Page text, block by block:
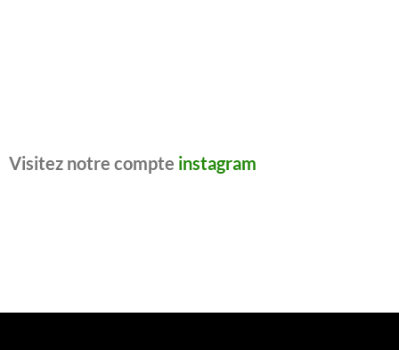
Visitez notre compte instagram